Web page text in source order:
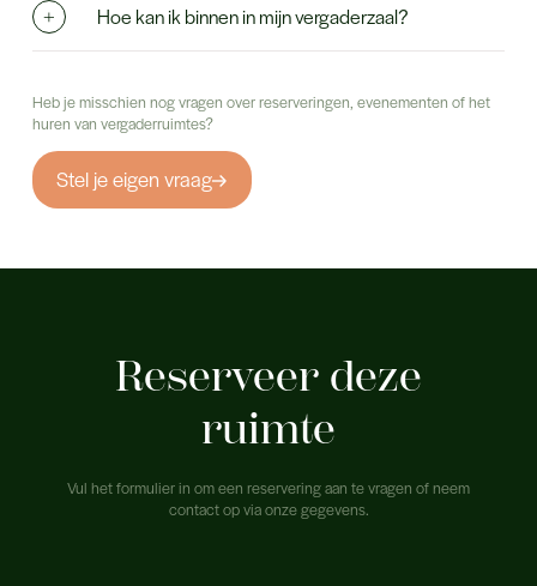
Hoe kan ik binnen in mijn vergaderzaal?
Heb je misschien nog vragen over reserveringen, evenementen of het
huren van vergaderruimtes?
Stel je eigen vraag
Reserveer deze
ruimte
Vul het formulier in om een reservering aan te vragen of neem
contact op via onze gegevens.